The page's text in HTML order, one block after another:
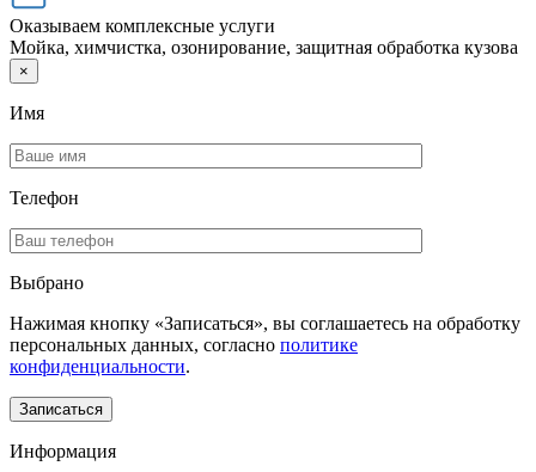
Оказываем комплексные услуги
Мойка, химчистка, озонирование, защитная обработка кузова
×
Имя
Телефон
Выбрано
Нажимая кнопку «Записаться», вы соглашаетесь на обработку
персональных данных, согласно политике
конфиденциальности.
Информация